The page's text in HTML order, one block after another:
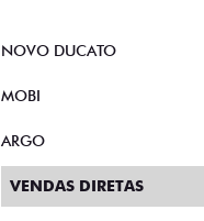
NOVO DUCATO
MOBI
ARGO
VENDAS DIRETAS